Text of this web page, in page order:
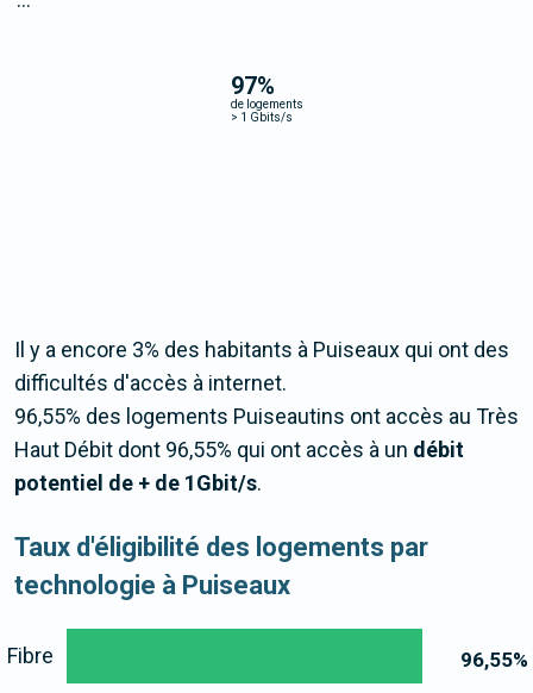
97%
de logements
> 1 Gbits/s
Il y a encore 3% des habitants à Puiseaux qui ont des
difficultés d'accès à internet.
96,55% des logements Puiseautins ont accès au Très
Haut Débit dont 96,55% qui ont accès à un débit
potentiel de + de 1Gbit/s.
Taux d'éligibilité des logements par
technologie à Puiseaux
96,55%
Fibre